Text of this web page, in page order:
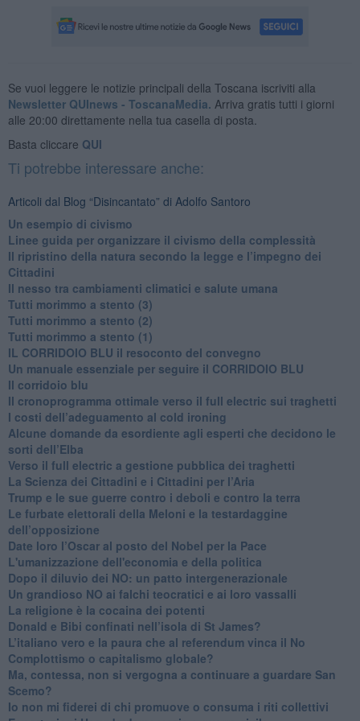
Se vuoi leggere le notizie principali della Toscana iscriviti alla
Newsletter QUInews - ToscanaMedia. Arriva gratis tutti i giorni
alle 20:00 direttamente nella tua casella di posta.
Basta cliccare QUI
Ti potrebbe interessare anche:
Articoli dal Blog “Disincantato” di Adolfo Santoro
​Un esempio di civismo
​Linee guida per organizzare il civismo della complessità
​Il ripristino della natura secondo la legge e l’impegno dei
Cittadini
Il nesso tra cambiamenti climatici e salute umana
Tutti morimmo a stento (3)
Tutti morimmo a stento (2)
​Tutti morimmo a stento (1)
IL CORRIDOIO BLU il resoconto del convegno
Un manuale essenziale per seguire il CORRIDOIO BLU
Il corridoio blu
​Il cronoprogramma ottimale verso il full electric sui traghetti
​I costi dell’adeguamento al cold ironing
Alcune domande da esordiente agli esperti che decidono le
sorti dell’Elba
Verso il full electric a gestione pubblica dei traghetti​
​La Scienza dei Cittadini e i Cittadini per l’Aria
Trump e le sue guerre contro i deboli e contro la terra
​Le furbate elettorali della Meloni e la testardaggine
dell’opposizione
​Date loro l’Oscar al posto del Nobel per la Pace
L'umanizzazione dell'economia e della politica
​Dopo il diluvio dei NO: un patto intergenerazionale
​Un grandioso NO ai falchi teocratici e ai loro vassalli
La religione è la cocaina dei potenti
Donald e Bibi confinati nell’isola di St James?
L’italiano vero e la paura che al referendum vinca il No
​Complottismo o capitalismo globale?
​Ma, contessa, non si vergogna a continuare a guardare San
Scemo?
​Io non mi fiderei di chi promuove o consuma i riti collettivi